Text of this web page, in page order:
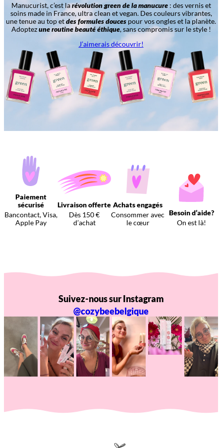
Manucurist, c’est larévolution green de la manucure: des vernis et
soins made in France, ultra clean et vegan. Des couleurs vibrantes,
une tenue au top etdes formules douces pour vos ongles et la planète.
Adoptezune routine beauté éthique, sans compromis sur le style !
J’aimerais découvrir!
Paiement
sécurisé
Bancontact, Visa,
Apple Pay
Livraison offerte
Dès 150 €
d’achat
Achats engagés
Consommer avec
le cœur
Besoin d’aide?
On est là!
Suivez-nous sur Instagram
@cozybeebelgique